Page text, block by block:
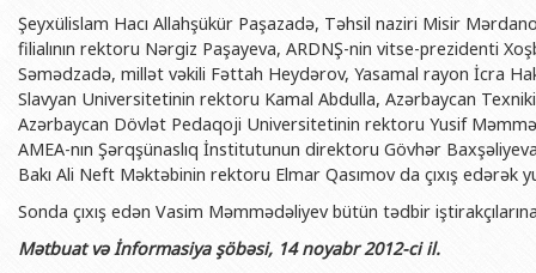
Şeyxülislam Hacı Allahşükür Paşazadə, Təhsil naziri Misir
filialının rektoru Nərgiz Paşayeva, ARDNŞ-nin vitse-prezidenti
Səmədzadə, millət vəkili Fəttah Heydərov, Yasamal rayon İcra
Slavyan Universitetinin rektoru Kamal Abdulla, Azərbaycan
Azərbaycan Dövlət Pedaqoji Universitetinin rektoru Yusif
AMEA-nın Şərqşünaslıq İnstitutunun direktoru Gövhər
Bakı Ali Neft Məktəbinin rektoru Elmar Qasımov da çıxış edərək
Sonda çıxış edən Vasim Məmmədəliyev bütün tədbir
Mətbuat və İnformasiya şöbəsi, 14 noyabr 2012-ci il.